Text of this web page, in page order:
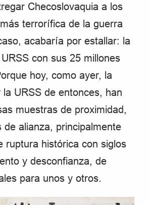
Checoslovaquia a los
terrorífica de la guerra
acabaría por estallar: la
con sus 25 millones
hoy, como ayer, la
la URSS de entonces, han
muestras de proximidad,
de alianza, principalmente
ruptura histórica con siglos
y desconfianza, de
para unos y otros.